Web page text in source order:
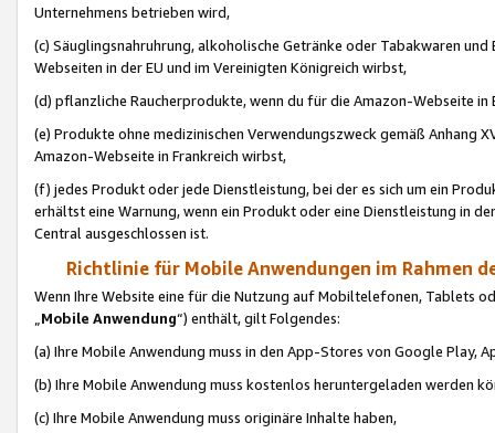
Unternehmens betrieben wird,
(c) Säuglingsnahruhrung, alkoholische Getränke oder Tabakwaren
Webseiten in der EU und im Vereinigten Königreich wirbst,
(d) pflanzliche Raucherprodukte, wenn du für die Amazon-Webseite in
(e) Produkte ohne medizinischen Verwendungszweck gemäß Anhang
Amazon-Webseite in Frankreich wirbst,
(f) jedes Produkt oder jede Dienstleistung, bei der es sich um ein
erhältst eine Warnung, wenn ein Produkt oder eine Dienstleistung in
Central ausgeschlossen ist.
Richtlinie für Mobile Anwendungen im Rahmen
Wenn Ihre Website eine für die Nutzung auf Mobiltelefonen, Tablets
„Mobile Anwendung“) enthält, gilt Folgendes:
(a) Ihre Mobile Anwendung muss in den App-Stores von Google Play,
(b) Ihre Mobile Anwendung muss kostenlos heruntergeladen werden
(c) Ihre Mobile Anwendung muss originäre Inhalte haben,